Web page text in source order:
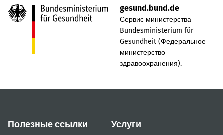
gesund.bund.de
Сервис министерства
Bundesministerium für
Gesundheit (Федеральное
министерство
здравоохранения).
Полезные ссылки Услуги